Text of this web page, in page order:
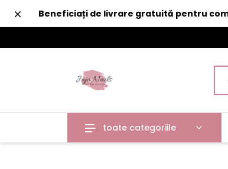
Beneficiați de livrare gratuită pentru
Închide
toate categoriile